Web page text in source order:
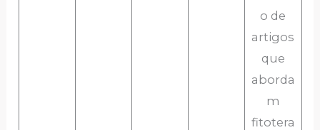
o de
artigos
que
aborda
m
fitotera